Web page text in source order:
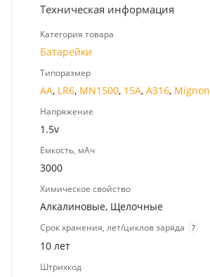
Техническая информация
Категория товара
Батарейки
Типоразмер
AA, LR6, MN1500, 15A, A316, Mignon
Напряжение
1.5v
Емкость, мАч
3000
Химическое свойство
Алкалиновые, Щелочные
Срок хранения, лет/циклов заряда ?
10 лет
Штрихкод